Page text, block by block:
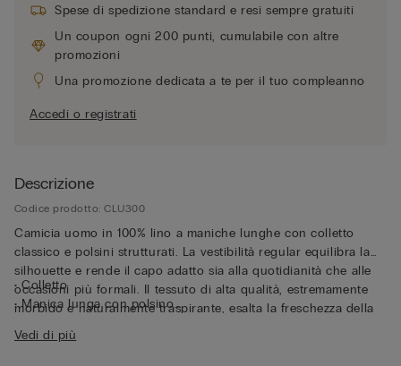
Spese di spedizione standard e resi sempre gratuiti
Un coupon ogni 200 punti, cumulabile con altre
promozioni
Una promozione dedicata a te per il tuo compleanno
Accedi o registrati
Descrizione
Codice prodotto: CLU300
Camicia uomo in 100% lino a maniche lunghe con colletto
classico e polsini strutturati. La vestibilità regular equilibra la
silhouette e rende il capo adatto sia alla quotidianità che alle
occasioni più formali. Il tessuto di alta qualità, estremamente
morbido e naturalmente traspirante, esalta la freschezza della
camicia 100% lino uomo. Questa è la camicia ideale da
indossare sotto giacche leggere o sopra t-shirt estive per uno
• Colletto
• Manica lunga con polsino
• Il modello è alto 185 cm e indossa la taglia L
Vedi di più